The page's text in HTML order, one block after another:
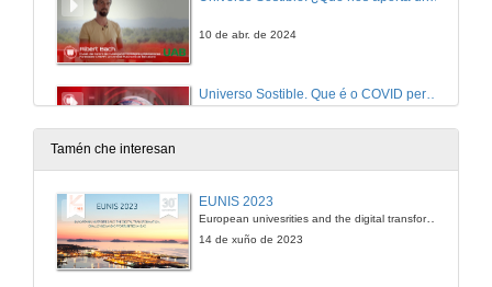
10 de abr. de 2024
Universo Sostible. Que é o COVID persistente?
3 de abr. de 2024
Tamén che interesan
EUNIS 2023
European univesrities and the digital transformation: challenges and opportunities ahead
14 de xuño de 2023